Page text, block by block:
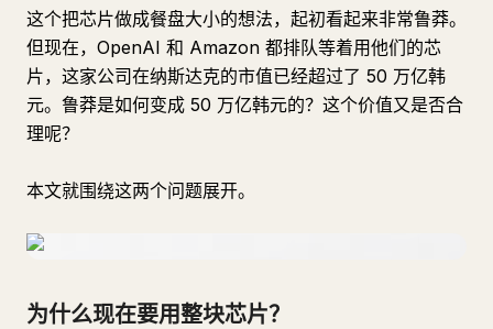
这个把芯片做成餐盘大小的想法，起初看起来非常鲁莽。
但现在，OpenAI 和 Amazon 都排队等着用他们的芯
片，这家公司在纳斯达克的市值已经超过了 50 万亿韩
元。鲁莽是如何变成 50 万亿韩元的？这个价值又是否合
理呢？
本文就围绕这两个问题展开。
为什么现在要用整块芯片？